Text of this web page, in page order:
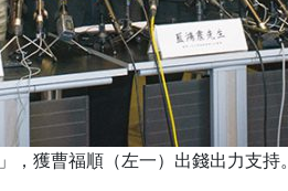
獲曹福順（左一）出錢出力支持。